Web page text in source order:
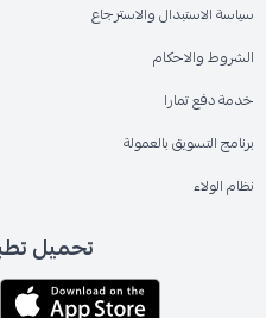
سياسة الاستبدال والاسترجاع
الشروط والاحكام
خدمة دفع تمارا
برنامج التسويق بالعمولة
نظام الولاء
تحميل